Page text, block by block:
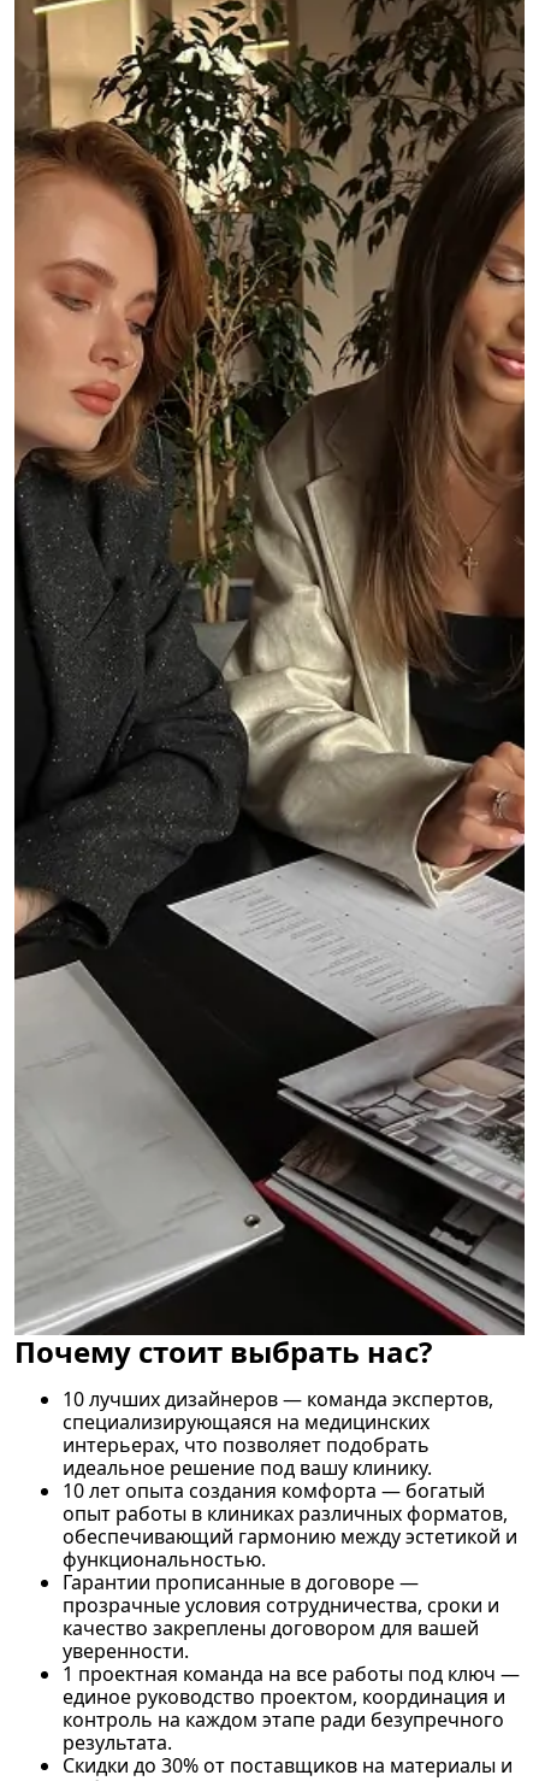
Почему стоит выбрать нас?
10 лучших дизайнеров — команда экспертов,
специализирующаяся на медицинских
интерьерах, что позволяет подобрать
идеальное решение под вашу клинику.
10 лет опыта создания комфорта — богатый
опыт работы в клиниках различных форматов,
обеспечивающий гармонию между эстетикой и
функциональностью.
Гарантии прописанные в договоре —
прозрачные условия сотрудничества, сроки и
качество закреплены договором для вашей
уверенности.
1 проектная команда на все работы под ключ —
единое руководство проектом, координация и
контроль на каждом этапе ради безупречного
результата.
Cкидки до 30% от поставщиков на материалы и